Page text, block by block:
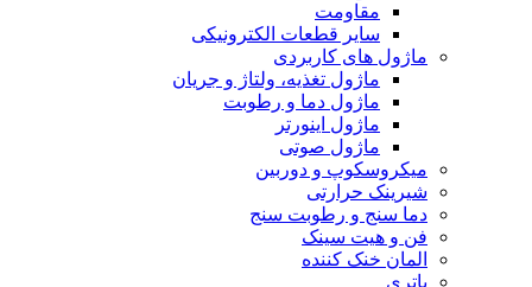
مقاومت
سایر قطعات الکترونیکی
ماژول های کاربردی
ماژول تغذیه، ولتاژ و جریان
ماژول دما و رطوبت
ماژول اینورتر
ماژول صوتی
میکروسکوپ و دوربین
شیرینک حرارتی
دما سنج و رطوبت سنج
فن و هیت سینک
المان خنک کننده
باتری